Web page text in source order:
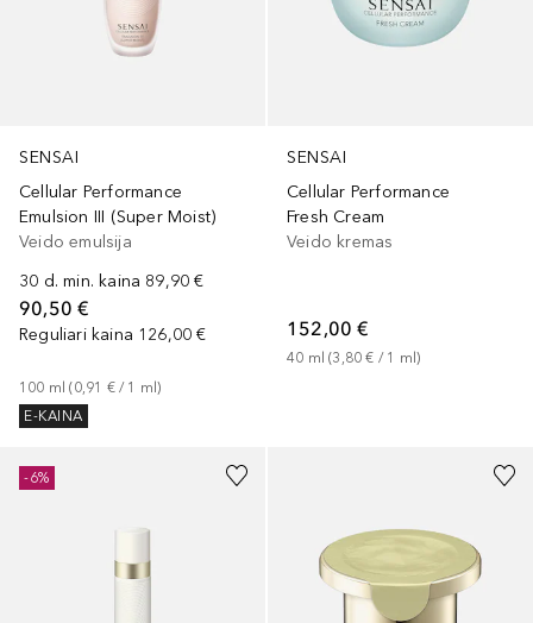
SENSAI
Cellular Performance
Emulsion III (Super Moist)
Veido emulsija
30 d. min. kaina 89,90 €
90,50 €
Reguliari kaina 126,00 €
100 ml (0,91 € / 1 ml)
E-KAINA
SENSAI
Cellular Performance
Fresh Cream
Veido kremas
152,00 €
40 ml (3,80 € / 1 ml)
-6%